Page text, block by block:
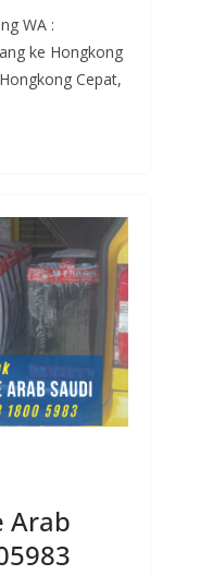
WA :
ke Hongkong
Cepat,
Arab